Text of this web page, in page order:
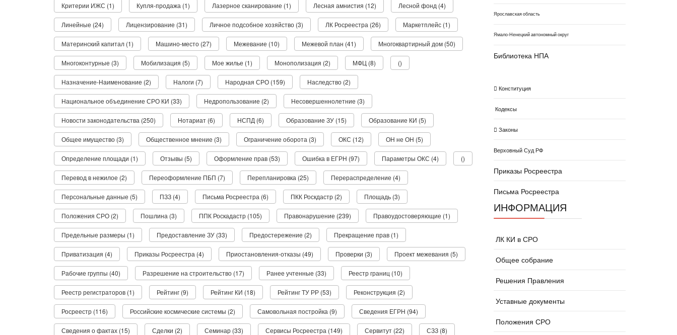
Критерии ИЖС (1) Купля-продажа (1) Лазерное сканирование (1) Лесная амнистия (12) Лесной фонд (4)
Линейные (24) Лицензирование (31) Личное подсобное хозяйство (3) ЛК Росреестра (26) Маркетплейс (1)
Материнский капитал (1) Машино-место (27) Межевание (10) Межевой план (41) Многоквартирный дом (50)
Многоконтурные (3) Мобилизация (5) Мое жилье (1) Монополизация (2) МФЦ (8) ()
Назначение-Наименование (2) Налоги (7) Народная СРО (159) Наследство (2)
Национальное объединение СРО КИ (33) Недропользование (2) Несовершеннолетние (3)
Новости законодательства (250) Нотариат (6) НСПД (6) Образование ЗУ (15) Образование КИ (5)
Общее имущество (3) Общественное мнение (3) Ограничение оборота (3) ОКС (12) ОН не ОН (5)
Определение площади (1) Отзывы (5) Оформление прав (53) Ошибка в ЕГРН (97) Параметры ОКС (4) ()
Перевод в нежилое (2) Переоформление ПБП (7) Перепланировка (25) Перераспределение (4)
Персональные данные (5) ПЗЗ (4) Письма Росреестра (6) ПКК Роскдастр (2) Площадь (3)
Положения СРО (2) Пошлина (3) ППК Роскадастр (105) Правонарушение (239) Правоудостоверяющие (1)
Предельные размеры (1) Предоставление ЗУ (33) Предостережение (2) Прекращение прав (1)
Приватизация (4) Приказы Росреестра (4) Приостановления-отказы (49) Проверки (3) Проект межевания (5)
Рабочие группы (40) Разрешение на строительство (17) Ранее учтенные (33) Реестр границ (10)
Реестр регистраторов (1) Рейтинг (9) Рейтинг КИ (18) Рейтинг ТУ РР (53) Реконструкция (2)
Росреестр (116) Российские космические системы (2) Самовольная постройка (9) Сведения ЕГРН (94)
Сведения о фактах (15) Сделки (2) Семинар (33) Сервисы Росреестра (149) Сервитут (22) СЗЗ (8)
Ярославская область
Ямало-Ненецкий автономный округ
Библиотека НПА
Конституция
Кодексы
Законы
Верховный Суд РФ
Приказы Росреестра
Письма Росреестра
ИНФОРМАЦИЯ
ЛК КИ в СРО
Общее собрание
Решения Правления
Уставные документы
Положения СРО